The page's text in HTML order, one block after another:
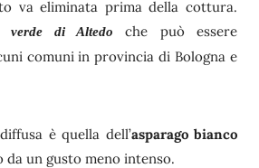
va eliminata prima della cottura.
verde di Altedo
che può essere
comuni in provincia di Bologna e
è quella dell’asparago bianco
un gusto meno intenso.